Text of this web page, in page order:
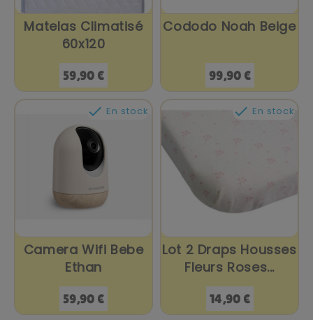
Matelas Climatisé
60x120
Prix
59,90 €
Cododo Noah Beige
Prix
99,90 €
 En stock
Camera Wifi Bebe
Ethan
Prix
59,90 €
 En stock
Lot 2 Draps Housses
Fleurs Roses...
Prix
14,90 €